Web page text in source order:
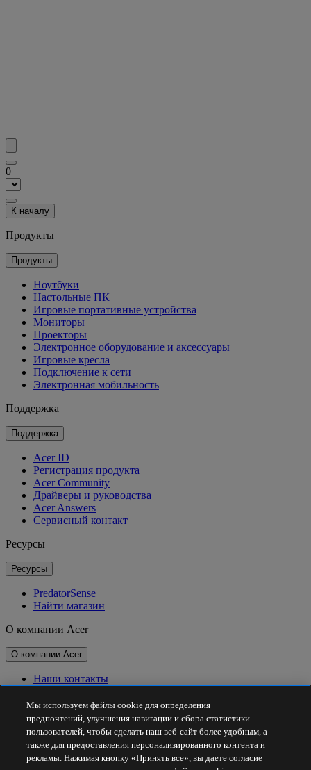
0
К началу
Продукты
Продукты
Ноутбуки
Настольные ПК
Игровые портативные устройства
Мониторы
Проекторы
Электронное оборудование и аксессуары
Игровые кресла
Подключение к сети
Электронная мобильность
Поддержка
Поддержка
Acer ID
Регистрация продукта
Acer Community
Драйверы и руководства
Acer Answers
Сервисный контакт
Ресурсы
Ресурсы
PredatorSense
Найти магазин
О компании Acer
О компании Acer
Наши контакты
Для прессы
Награды
Мероприятия
Принципы устойчивого развития
Мы используем файлы cookie для определения
предпочтений, улучшения навигации и сбора статистики
пользователей, чтобы сделать наш веб-сайт более удобным, а
также для предоставления персонализированного контента и
рекламы. Нажимая кнопку «Принять все», вы даете согласие